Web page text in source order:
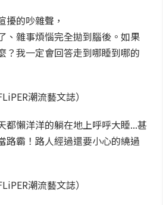
擾的吵雜聲，
、雜事煩惱完全拋到腦後。如果
？我一定會回答走到哪睡到哪的
潮流藝文誌）
都懶洋洋的躺在地上呼呼大睡...甚
路霸！路人經過還要小心的繞過
潮流藝文誌）